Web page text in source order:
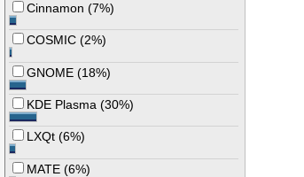
Cinnamon (7%)
COSMIC (2%)
GNOME (18%)
KDE Plasma (30%)
LXQt (6%)
MATE (6%)